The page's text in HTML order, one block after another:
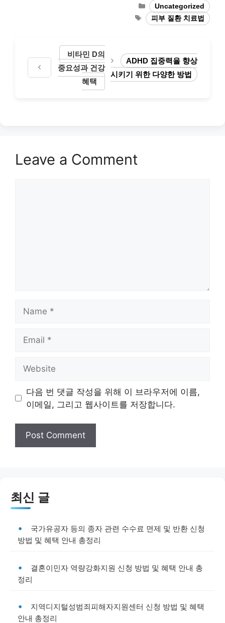
Categories
Uncategorized
Tags피부 질환 치료법
비타민 D의
중요성과 건강
혜택
ADHD 집중력을 향상
시키기 위한 다양한 방법
Leave a Comment
다음 번 댓글 작성을 위해 이 브라우저에 이름,
이메일, 그리고 웹사이트를 저장합니다.
최신 글
국가유공자 등의 종자 관련 수수료 면제 및 반환 신청
방법 및 혜택 안내 총정리
결혼이민자 역량강화지원 신청 방법 및 혜택 안내 총
정리
지역디지털성범죄피해자지원센터 신청 방법 및 혜택
안내 총정리